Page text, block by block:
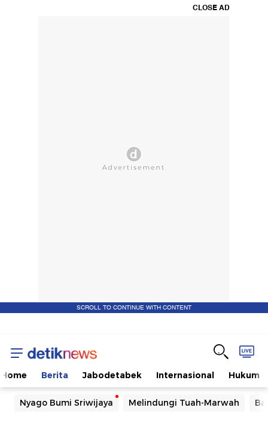
CLOSE AD
SCROLL TO CONTINUE WITH CONTENT
Home Berita Jabodetabek Internasional Hukum
Nyago Bumi Sriwijaya Melindungi Tuah-Marwah